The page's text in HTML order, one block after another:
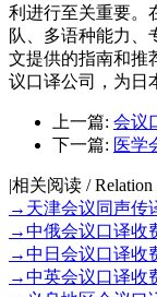
利进行至关重要。
队、多语种能力、
文提供的指南和推
议口译公司，为日
上一篇: 会议
下一篇: 医学
|相关阅读 / Relation
→ 天津会议同声传
→中俄会议口译收
→中日会议口译收
→中英会议口译收